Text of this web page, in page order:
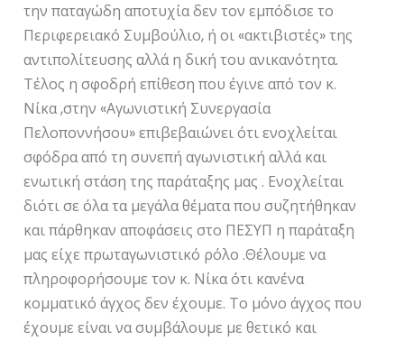
την παταγώδη αποτυχία δεν τον εμπόδισε το
Περιφερειακό Συμβούλιο, ή οι «ακτιβιστές» της
αντιπολίτευσης αλλά η δική του ανικανότητα.
Τέλος η σφοδρή επίθεση που έγινε από τον κ.
Νίκα ,στην «Αγωνιστική Συνεργασία
Πελοποννήσου» επιβεβαιώνει ότι ενοχλείται
σφόδρα από τη συνεπή αγωνιστική αλλά και
ενωτική στάση της παράταξης μας . Ενοχλείται
διότι σε όλα τα μεγάλα θέματα που συζητήθηκαν
και πάρθηκαν αποφάσεις στο ΠΕΣΥΠ η παράταξη
μας είχε πρωταγωνιστικό ρόλο .Θέλουμε να
πληροφορήσουμε τον κ. Νίκα ότι κανένα
κομματικό άγχος δεν έχουμε. Το μόνο άγχος που
έχουμε είναι να συμβάλουμε με θετικό και